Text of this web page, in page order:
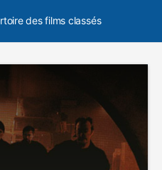
des films classés